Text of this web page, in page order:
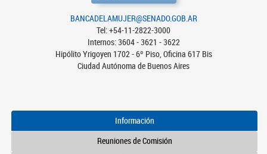
BANCADELAMUJER@SENADO.GOB.AR
Tel: +54-11-2822-3000
Internos: 3604 - 3621 - 3622
Hipólito Yrigoyen 1702 - 6º Piso, Oficina 617 Bis
Ciudad Autónoma de Buenos Aires
Información
Reuniones de Comisión